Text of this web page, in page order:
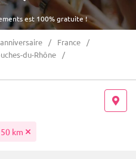
est 100% gratuite !
France
du-Rhône
50 km